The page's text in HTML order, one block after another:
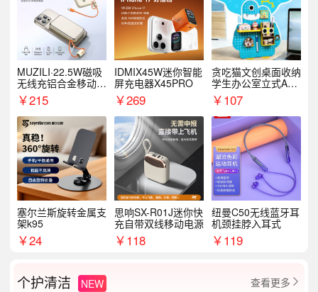
MUZILI·22.5W磁吸
无线充铝合金移动电
源R118W
￥215
IDMIX45W迷你智能
屏充电器X45PRO
￥269
贪吃猫文创桌面收纳
学生办公室立式A款
置物架洞洞板
￥107
塞尔兰斯旋转金属支
架k95
￥24
思响SX-R01J迷你快
充自带双线移动电源
￥118
纽曼C50无线蓝牙耳
机颈挂脖入耳式
￥119
个护清洁 NEW 查看更多 